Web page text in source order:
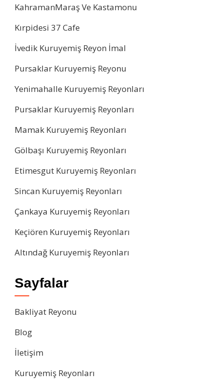
KahramanMaraş Ve Kastamonu
Kırpidesi 37 Cafe
İvedik Kuruyemiş Reyon İmal
Pursaklar Kuruyemiş Reyonu
Yenimahalle Kuruyemiş Reyonları
Pursaklar Kuruyemiş Reyonları
Mamak Kuruyemiş Reyonları
Gölbaşı Kuruyemiş Reyonları
Etimesgut Kuruyemiş Reyonları
Sincan Kuruyemiş Reyonları
Çankaya Kuruyemiş Reyonları
Keçiören Kuruyemiş Reyonları
Altındağ Kuruyemiş Reyonları
Sayfalar
Bakliyat Reyonu
Blog
İletişim
Kuruyemiş Reyonları